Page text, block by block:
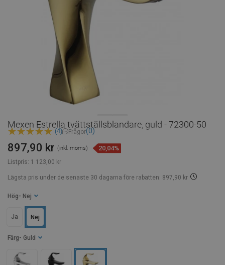
Mexen Estrella tvättställsblandare, guld - 72300-50
(4) Frågor(0)
Listpris: 1 123,00 kr
897,90 kr (inkl. moms) 20,04%
Lägsta pris under de senaste 30 dagarna före rabatten: 897,90 kr
Färg - Guld
Hög - Nej
Ja Nej